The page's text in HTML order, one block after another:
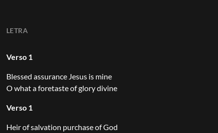
LETRA
Verso 1
Blessed assurance Jesus is mine
O what a foretaste of glory divine
Verso 1
Heir of salvation purchase of God